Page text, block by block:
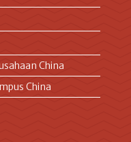
China
China